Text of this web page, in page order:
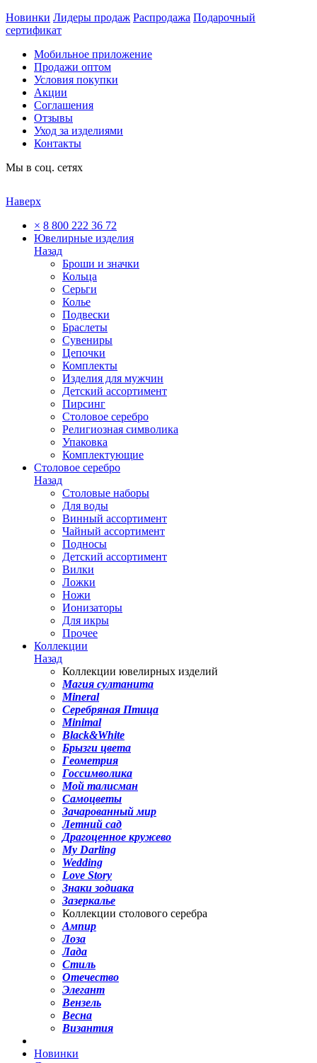
Новинки Лидеры продаж Распродажа Подарочный
сертификат
Мобильное приложение
Продажи оптом
Условия покупки
Акции
Соглашения
Отзывы
Уход за изделиями
Контакты
Мы в соц. сетях
Наверх
× 8 800 222 36 72
Ювелирные изделия
Назад
Броши и значки
Кольца
Серьги
Колье
Подвески
Браслеты
Сувениры
Цепочки
Комплекты
Изделия для мужчин
Детский ассортимент
Пирсинг
Столовое серебро
Религиозная символика
Упаковка
Комплектующие
Столовое серебро
Назад
Столовые наборы
Для воды
Винный ассортимент
Чайный ассортимент
Подносы
Детский ассортимент
Вилки
Ложки
Ножи
Ионизаторы
Для икры
Прочее
Коллекции
Назад
Коллекции ювелирных изделий
Магия султанита
Mineral
Серебряная Птица
Minimal
Black&White
Брызги цвета
Геометрия
Госсимволика
Мой талисман
Самоцветы
Зачарованный мир
Летний сад
Драгоценное кружево
My Darling
Wedding
Love Story
Знаки зодиака
Зазеркалье
Коллекции столового серебра
Ампир
Лоза
Лада
Стиль
Отечество
Элегант
Вензель
Весна
Византия
Новинки